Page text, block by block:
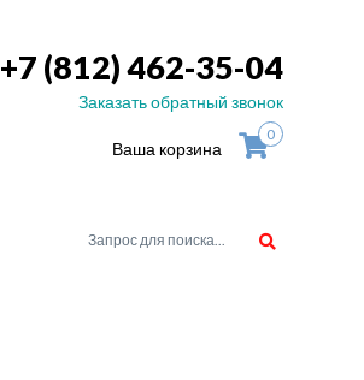
+7 (812) 462-35-04
Заказать обратный звонок
Ваша корзина
0